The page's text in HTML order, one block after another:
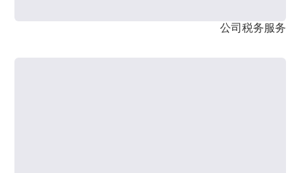
公司税务服务